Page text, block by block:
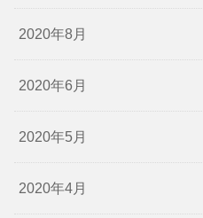
2020年8月
2020年6月
2020年5月
2020年4月